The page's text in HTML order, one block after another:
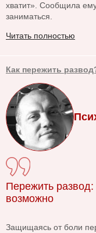
хватит». Сообщила
заниматься.
Читать полностью
Как пережить
Пережить
возможно
Защищаясь от боли